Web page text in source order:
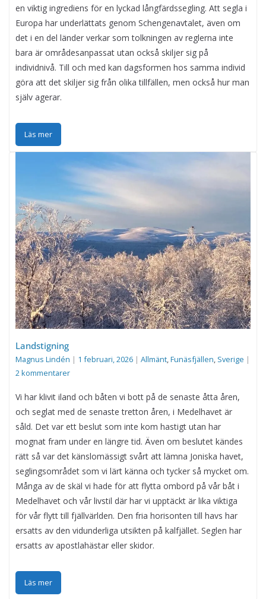
en viktig ingrediens för en lyckad långfärdssegling. Att segla i
Europa har underlättats genom Schengenavtalet, även om
det i en del länder verkar som tolkningen av reglerna inte
bara är områdesanpassat utan också skiljer sig på
individnivå. Till och med kan dagsformen hos samma individ
göra att det skiljer sig från olika tillfällen, men också hur man
själv agerar.
Läs mer
Landstigning
Magnus Lindén | 1 februari, 2026 | Allmänt,Funäsfjällen, Sverige |
2 kommentarer
Vi har klivit iland och båten vi bott på de senaste åtta åren,
och seglat med de senaste tretton åren, i Medelhavet är
såld. Det var ett beslut som inte kom hastigt utan har
mognat fram under en längre tid. Även om beslutet kändes
rätt så var det känslomässigt svårt att lämna Joniska havet,
seglingsområdet som vi lärt känna och tycker så mycket om.
Många av de skäl vi hade för att flytta ombord på vår båt i
Medelhavet och vår livstil där har vi upptäckt är lika viktiga
för vår flytt till fjällvärlden. Den fria horisonten till havs har
ersatts av den vidunderliga utsikten på kalfjället. Seglen har
ersatts av apostlahästar eller skidor.
Läs mer